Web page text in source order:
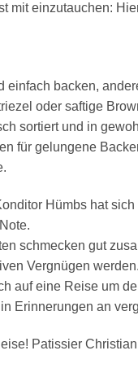
mit einzutauchen:
backen,
oder saftige
sortiert und in
für gelungene
Hümbs hat
schmecken gut
Vergnügen werden.
auf eine Reise um
Erinnerungen an
Pa­tis­si­er